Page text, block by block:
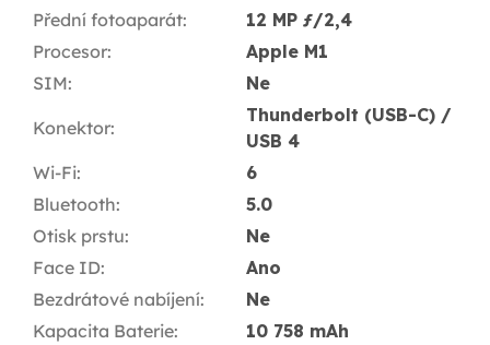
Přední fotoaparát:
12 MP ƒ/2,4
Procesor:
Apple M1
SIM: Ne
Konektor:
Thunderbolt (USB-C) /
USB 4
Wi-Fi:
6
Bluetooth:
5.0
Otisk prstu:
Ne
Face ID:
Ano
Bezdrátové nabíjení:
Ne
Kapacita Baterie: 10 758 mAh